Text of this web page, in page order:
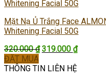
Mặt Nạ Ủ Trắng Face
Whitening Facial 50G
320.000₫ Giá
là:
319.000 ₫Giá
ĐẶT MUA
THÔNG TIN LIÊN HỆ